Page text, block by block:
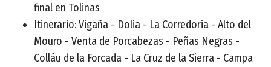
final en Tolinas
Itinerario: Vigaña - Dolia - La Corredoria - Alto del
Mouro - Venta de Porcabezas - Peñas Negras -
Colláu de la Forcada - La Cruz de la Sierra - Campa